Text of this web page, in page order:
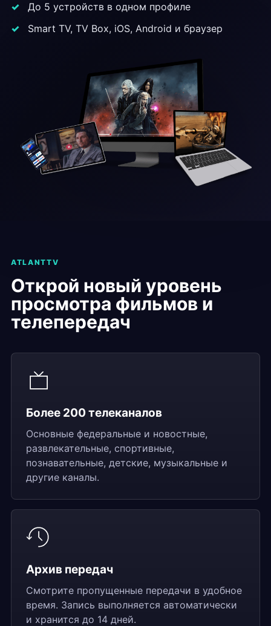
До 5 устройств в одном профиле
Smart TV, TV Box, iOS, Android и браузер
ATLANTTV
Открой новый уровень
просмотра фильмов и
телепередач
Более 200 телеканалов
Основные федеральные и новостные,
развлекательные, спортивные,
познавательные, детские, музыкальные и
другие каналы.
Архив передач
Смотрите пропущенные передачи в удобное
время. Запись выполняется автоматически
и хранится до 14 дней.